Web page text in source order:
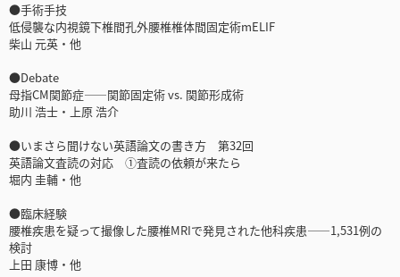
●手術手技
低侵襲な内視鏡下椎間孔外腰椎椎体間固定術mELIF
柴山 元英・他
●Debate
母指CM関節症――関節固定術 vs. 関節形成術
助川 浩士・上原 浩介
●いまさら聞けない英語論文の書き方 第32回
英語論文査読の対応 ①査読の依頼が来たら
堀内 圭輔・他
●臨床経験
腰椎疾患を疑って撮像した腰椎MRIで発見された他科疾患――1,531例の
検討
上田 康博・他